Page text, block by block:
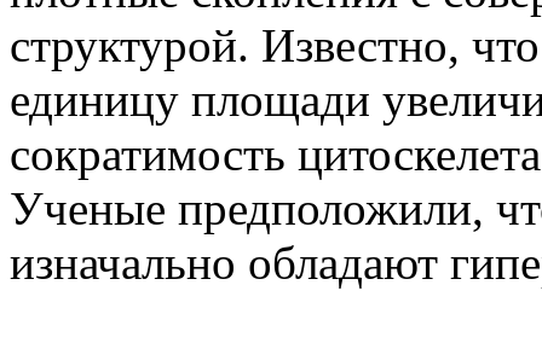
структурой. Известно,
единицу площади
сократимость
Ученые предположили,
изначально обладают